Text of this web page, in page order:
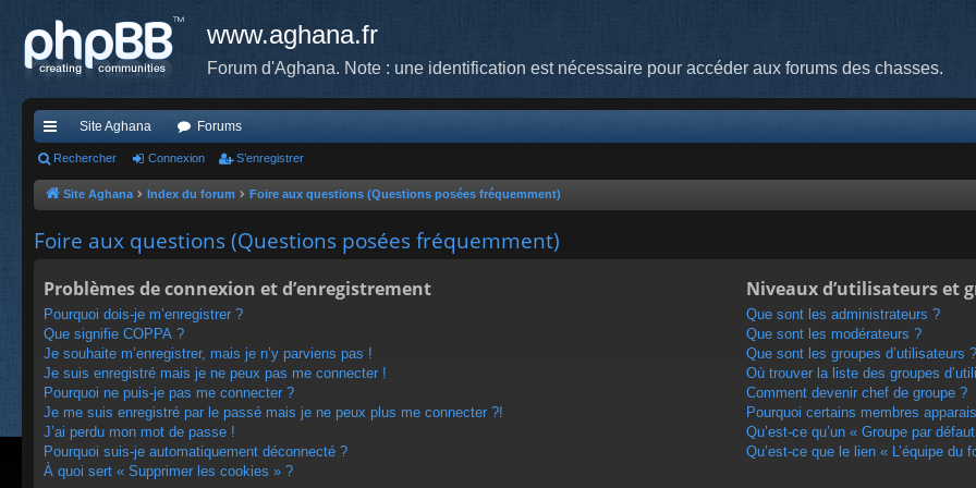
www.aghana.fr
Forum d'Aghana. Note : une identification est nécessaire pour accéder aux forums des chasses.
cc
ès
de
Site Aghana Forums
Rechercher Connexion S’enregistrer
Site Aghana Index du forum Foire aux questions (Questions posées fréquemment)
Foire aux questions (Questions posées fréquemment)
Problèmes de connexion et d’enregistrement
Pourquoi dois-je m’enregistrer ?
Que signifie COPPA ?
Je souhaite m’enregistrer, mais je n’y parviens pas !
Je suis enregistré mais je ne peux pas me connecter !
Pourquoi ne puis-je pas me connecter ?
Je me suis enregistré par le passé mais je ne peux plus me connecter ?!
J’ai perdu mon mot de passe !
Pourquoi suis-je automatiquement déconnecté ?
À quoi sert « Supprimer les cookies » ?
Niveaux d’utilisateurs et
Que sont les administrateurs ?
Que sont les modérateurs ?
Que sont les groupes d’utilisateurs ?
Où trouver la liste des groupes
Comment devenir chef de groupe ?
Pourquoi certains membres
Qu’est-ce qu’un « Groupe par
Qu’est-ce que le lien « L’équipe du